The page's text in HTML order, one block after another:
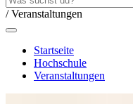
/ Veranstaltungen
Startseite
Hochschule
Veranstaltungen